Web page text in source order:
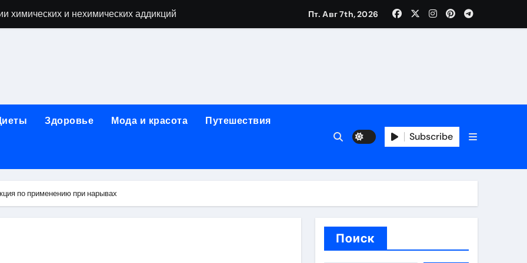
химических и нехимических аддикций
12 шагов, психотерапия, ресоциализация и оценка долгосрочных результатов при анонимном лечении
под ключ
крыла одного полёта
Пт. Авг 7th, 2026
Здоровье Мода и красота Путешествия
Subscribe
по применению при нарывах
Поиск